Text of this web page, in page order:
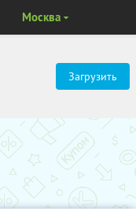
Загрузить
Москва